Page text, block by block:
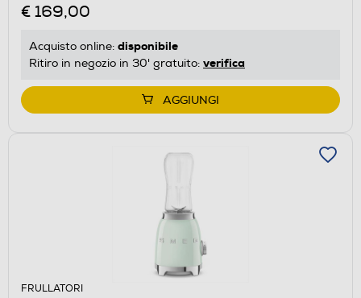
€ 169,00
Acquisto online: disponibile
Ritiro in negozio in 30' gratuito: verifica
AGGIUNGI
FRULLATORI